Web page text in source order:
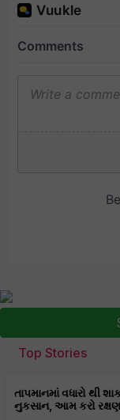
Top Stories
તાપમાનમાં વધારો થી
નુકસાન, આમ કરો રક્ષણ